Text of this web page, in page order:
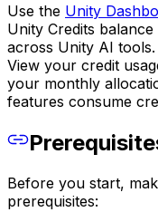
Use the Unity
Unity Credits
across Unity AI tools.
View your credit
your monthly
features consume
Before you start,
prerequisites: